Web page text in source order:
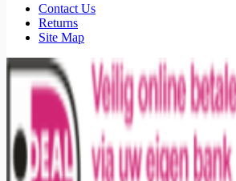
Contact Us
Returns
Site Map